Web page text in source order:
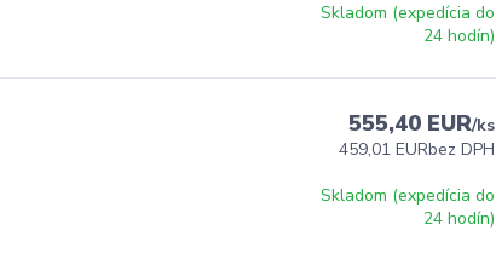
Skladom (expedícia do
24 hodín)
555,40 EUR/ks
459,01 EURbez DPH
Skladom (expedícia do
24 hodín)